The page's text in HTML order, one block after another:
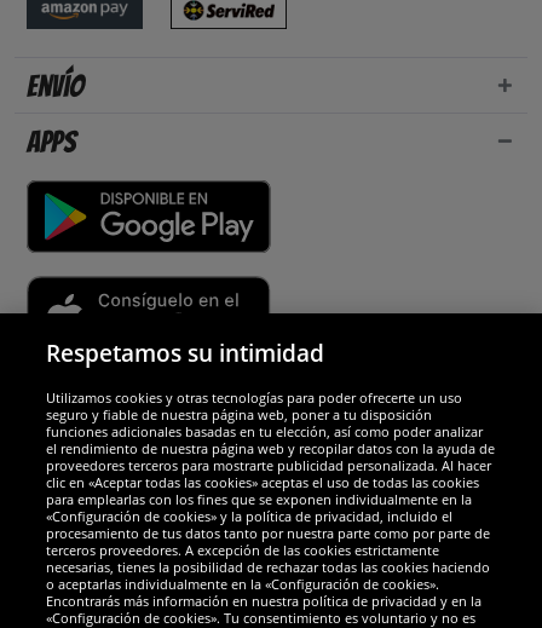
Envío
Apps
Socios y seguridad
Galardones
Respetamos su intimidad
Utilizamos cookies y otras tecnologías para poder ofrecerte un uso
seguro y fiable de nuestra página web, poner a tu disposición
funciones adicionales basadas en tu elección, así como poder analizar
el rendimiento de nuestra página web y recopilar datos con la ayuda de
proveedores terceros para mostrarte publicidad personalizada. Al hacer
clic en «Aceptar todas las cookies» aceptas el uso de todas las cookies
para emplearlas con los fines que se exponen individualmente en la
«Configuración de cookies» y la política de privacidad, incluido el
procesamiento de tus datos tanto por nuestra parte como por parte de
terceros proveedores. A excepción de las cookies estrictamente
necesarias, tienes la posibilidad de rechazar todas las cookies haciendo
o aceptarlas individualmente en la «Configuración de cookies».
Encontrarás más información en nuestra política de privacidad y en la
«Configuración de cookies». Tu consentimiento es voluntario y no es